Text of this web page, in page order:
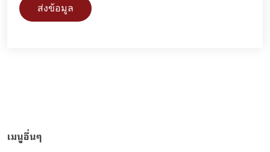
ส่งข้อมูล
เมนูอื่นๆ